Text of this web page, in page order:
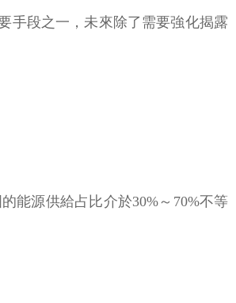
手段之一，未來除了需要強化揭露
能源供給占比介於30%～70%不等